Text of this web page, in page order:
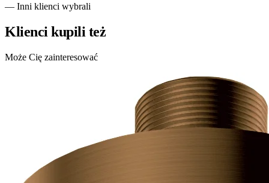
— Inni klienci wybrali
Klienci kupili też
Może Cię zainteresować